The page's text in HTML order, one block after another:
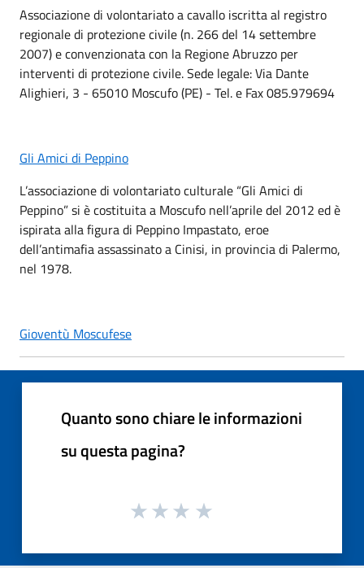
Associazione di volontariato a cavallo iscritta al registro
regionale di protezione civile (n. 266 del 14 settembre
2007) e convenzionata con la Regione Abruzzo per
interventi di protezione civile. Sede legale: Via Dante
Alighieri, 3 - 65010 Moscufo (PE) - Tel. e Fax 085.979694
Gli Amici di Peppino
L’associazione di volontariato culturale “Gli Amici di
Peppino” si è costituita a Moscufo nell’aprile del 2012 ed è
ispirata alla figura di Peppino Impastato, eroe
dell’antimafia assassinato a Cinisi, in provincia di Palermo,
nel 1978.
Gioventù Moscufese
Quanto sono chiare le informazioni
su questa pagina?